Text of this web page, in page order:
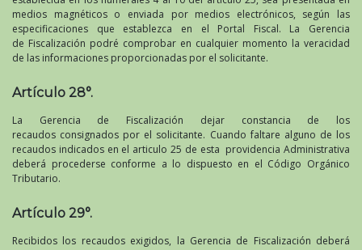
medios magnéticos o enviada por medios electrónicos, según las
especificaciones que establezca en el Portal Fiscal. La Gerencia
de Fiscalización podré comprobar en cualquier momento la veracidad
de las informaciones proporcionadas por el solicitante.
Artículo 28°.
La Gerencia de Fiscalización dejar constancia de los
recaudos consignados por el solicitante. Cuando faltare alguno de los
recaudos indicados en el articulo 25 de esta providencia Administrativa
deberá procederse conforme a lo dispuesto en el Código Orgánico
Tributario.
Artículo 29°.
Recibidos los recaudos exigidos, la Gerencia de Fiscalización deberá